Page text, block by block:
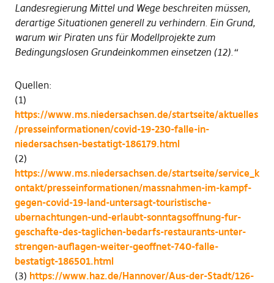
Landesregierung Mittel und Wege beschreiten müssen,
derartige Situationen generell zu verhindern. Ein Grund,
warum wir Piraten uns für Modellprojekte zum
Bedingungslosen Grundeinkommen einsetzen (12).“
Quellen:
(1)
https://www.ms.niedersachsen.de/startseite/aktuelles
/presseinformationen/covid-19-230-falle-in-
niedersachsen-bestatigt-186179.html
(2)
https://www.ms.niedersachsen.de/startseite/service_k
ontakt/presseinformationen/massnahmen-im-kampf-
gegen-covid-19-land-untersagt-touristische-
ubernachtungen-und-erlaubt-sonntagsoffnung-fur-
geschafte-des-taglichen-bedarfs-restaurants-unter-
strengen-auflagen-weiter-geoffnet-740-falle-
bestatigt-186501.html
(3) https://www.haz.de/Hannover/Aus-der-Stadt/126-